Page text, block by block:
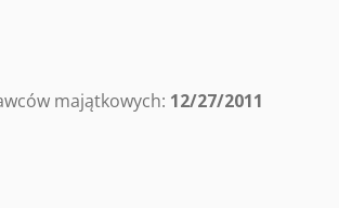
majątkowych: 12/27/2011